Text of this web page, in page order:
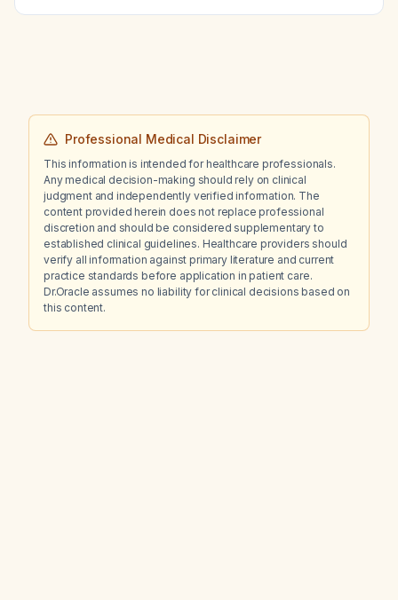
treatment duration, and follow‑up imaging?
Professional Medical Disclaimer
This information is intended for healthcare professionals.
Any medical decision-making should rely on clinical
judgment and independently verified information. The
content provided herein does not replace professional
discretion and should be considered supplementary to
established clinical guidelines. Healthcare providers should
verify all information against primary literature and current
practice standards before application in patient care.
Dr.Oracle assumes no liability for clinical decisions based on
this content.